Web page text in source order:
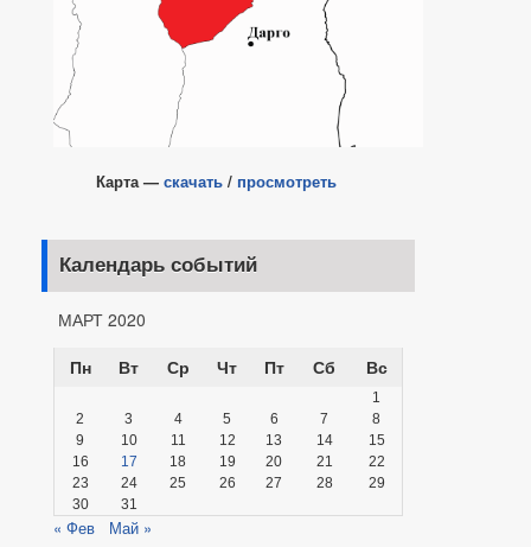
Карта — скачать / просмотреть
Календарь событий
МАРТ 2020
Пн
Вт Ср Чт Пт Сб Вс
1
2
3 4 5 6 7
8
9
10 11 12 13 14
15
16
17 18 19 20 21
22
23
24 25 26 27 28
29
30
31
« Фев Май »